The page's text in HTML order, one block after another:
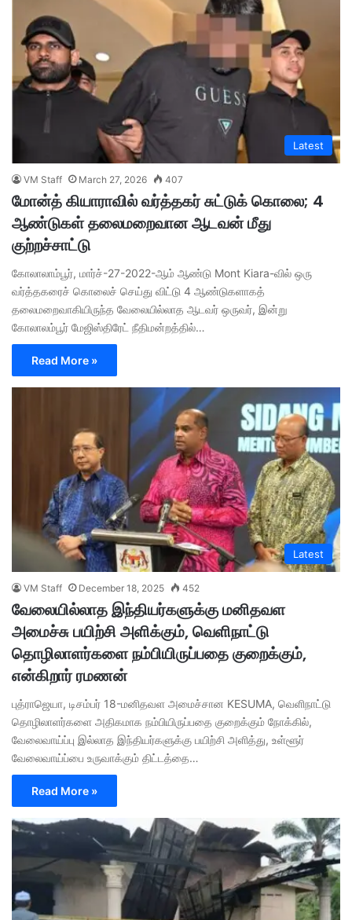
Latest
VM Staff March 27, 2026 407
மோன்த் கியாராவில் வர்த்தகர் சுட்டுக் கொலை; 4
ஆண்டுகள் தலைமறைவான ஆடவன் மீது
குற்றச்சாட்டு
கோலாலாம்பூர், மார்ச்-27-2022-ஆம் ஆண்டு Mont Kiara-வில் ஒரு
வர்த்தகரைச் கொலைச் செய்து விட்டு 4 ஆண்டுகளாகத்
தலைமறைவாகியிருந்த வேலையில்லாத ஆடவர் ஒருவர், இன்று
கோலாலம்பூர் மேஜிஸ்திரேட் நீதிமன்றத்தில்…
Read More »
Latest
VM Staff December 18, 2025 452
வேலையில்லாத இந்தியர்களுக்கு மனிதவள
அமைச்சு பயிற்சி அளிக்கும், வெளிநாட்டு
தொழிலாளர்களை நம்பியிருப்பதை குறைக்கும்,
என்கிறார் ரமணன்
புத்ராஜெயா, டிசம்பர் 18-மனிதவள அமைச்சான KESUMA, வெளிநாட்டு
தொழிலாளர்களை அதிகமாக நம்பியிருப்பதை குறைக்கும் நோக்கில்,
வேலைவாய்ப்பு இல்லாத இந்தியர்களுக்கு பயிற்சி அளித்து, உள்ளூர்
வேலைவாய்ப்பை உருவாக்கும் திட்டத்தை…
Read More »